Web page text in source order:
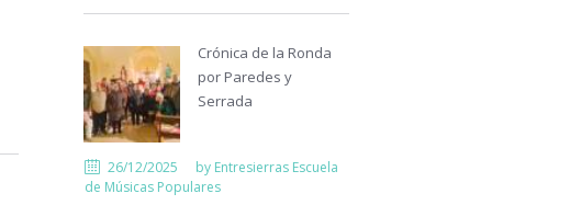
Crónica de la Ronda
por Paredes y
Serrada
26/12/2025 by Entresierras Escuela
de Músicas Populares